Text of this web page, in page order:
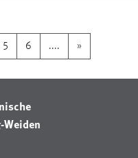
5 6 .... »
Weiden